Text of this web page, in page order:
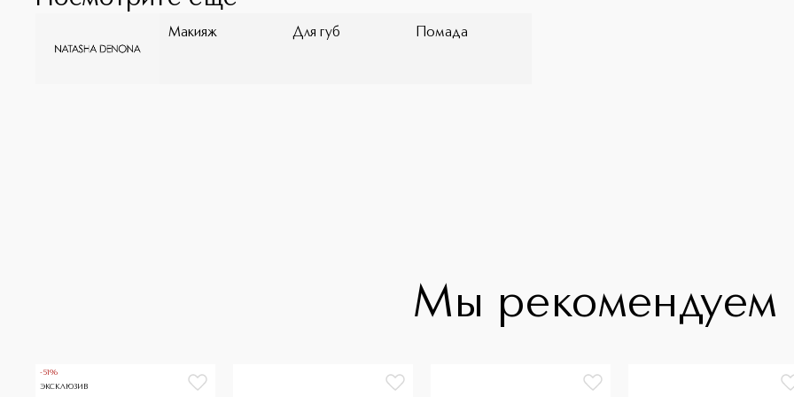
Макияж Для губ Помада
Мы рекомендуем
-51%
ЭКСКЛЮЗИВ